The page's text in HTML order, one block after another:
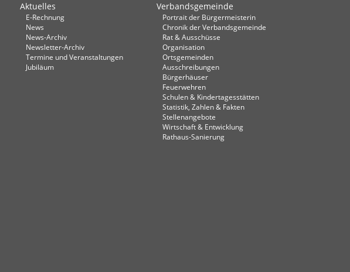
Aktuelles
E-Rechnung
News
News-Archiv
Newsletter-Archiv
Termine und Veranstaltungen
Jubiläum
Verbandsgemeinde
Portrait der Bürgermeisterin
Chronik der Verbandsgemeinde
Rat & Ausschüsse
Organisation
Ortsgemeinden
Ausschreibungen
Bürgerhäuser
Feuerwehren
Schulen & Kindertagesstätten
Statistik, Zahlen & Fakten
Stellenangebote
Wirtschaft & Entwicklung
Rathaus-Sanierung